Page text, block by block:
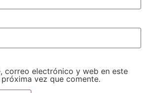
correo electrónico y web en este
vez que comente.